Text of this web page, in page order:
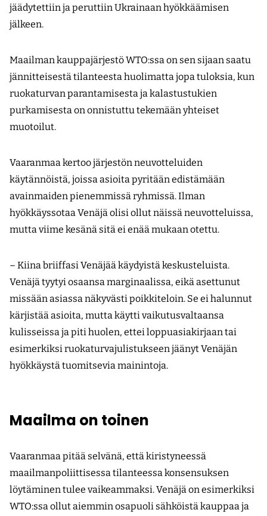
jäädytettiin ja peruttiin Ukrainaan hyökkäämisen
jälkeen.
Maailman kauppajärjestö WTO:ssa on sen sijaan saatu
jännitteisestä tilanteesta huolimatta jopa tuloksia, kun
ruokaturvan parantamisesta ja kalastustukien
purkamisesta on onnistuttu tekemään yhteiset
muotoilut.
Vaaranmaa kertoo järjestön neuvotteluiden
käytännöistä, joissa asioita pyritään edistämään
avainmaiden pienemmissä ryhmissä. Ilman
hyökkäyssotaa Venäjä olisi ollut näissä neuvotteluissa,
mutta viime kesänä sitä ei enää mukaan otettu.
– Kiina briiffasi Venäjää käydyistä keskusteluista.
Venäjä tyytyi osaansa marginaalissa, eikä asettunut
missään asiassa näkyvästi poikkiteloin. Se ei halunnut
kärjistää asioita, mutta käytti vaikutusvaltaansa
kulisseissa ja piti huolen, ettei loppuasiakirjaan tai
esimerkiksi ruokaturvajulistukseen jäänyt Venäjän
hyökkäystä tuomitsevia mainintoja.
Maailma on toinen
Vaaranmaa pitää selvänä, että kiristyneessä
maailmanpoliittisessa tilanteessa konsensuksen
löytäminen tulee vaikeammaksi. Venäjä on esimerkiksi
WTO:ssa ollut aiemmin osapuoli sähköistä kauppaa ja